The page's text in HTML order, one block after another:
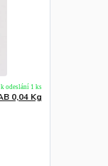
0,04 Kg
odeslání 1 ks